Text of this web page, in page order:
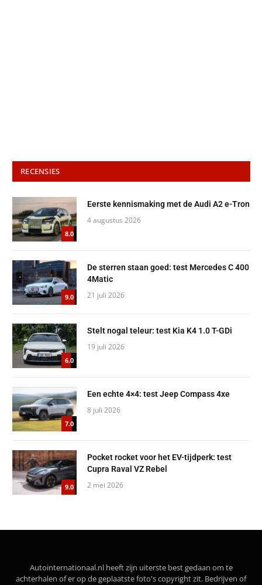
RECENSIES
8.0
Eerste kennismaking met de Audi A2 e-Tron
4 augustus 2026
9.0
De sterren staan goed: test Mercedes C 400
4Matic
21 juli 2026
6.0
Stelt nogal teleur: test Kia K4 1.0 T-GDi
19 juli 2026
7.0
Een echte 4×4: test Jeep Compass 4xe
8 juli 2026
9.0
Pocket rocket voor het EV-tijdperk: test
Cupra Raval VZ Rebel
2 mei 2026
Autointernationaal.nl heeft zijn uiterste best gedaan om te
achterhalen of er op de geplaatste foto's copyright zit. Bedrijven of